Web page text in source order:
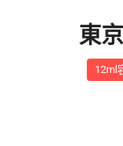
東
12ml